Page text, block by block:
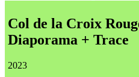
Col de la Croix
Diaporama + Trace
2023